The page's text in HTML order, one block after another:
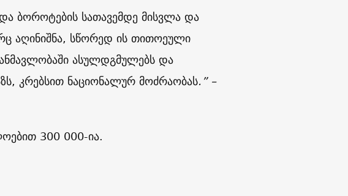
ბოროტების სათავემდე მისვლა და
აღინიშნა, სწორედ ის თითოეული
ასულდგმულებს და
კრებსით ნაციონალურ მოძრაობას.” –
300 000-ია.